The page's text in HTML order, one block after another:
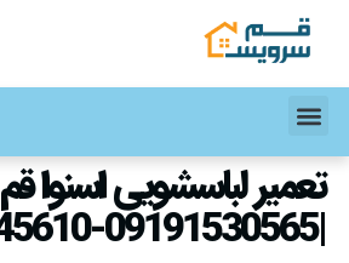
تعمیر لباسشویی اسنوا قم
|09191530565-02536645610